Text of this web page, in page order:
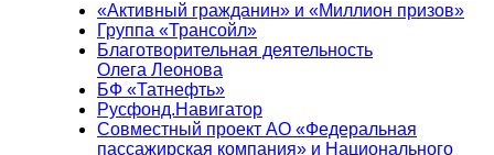
«Активный гражданин» и «Миллион призов»
Группа «Трансойл»
Благотворительная деятельность
Олега Леонова
БФ «Татнефть»
Русфонд.Навигатор
Совместный проект АО «Федеральная
пассажирская компания» и Национального